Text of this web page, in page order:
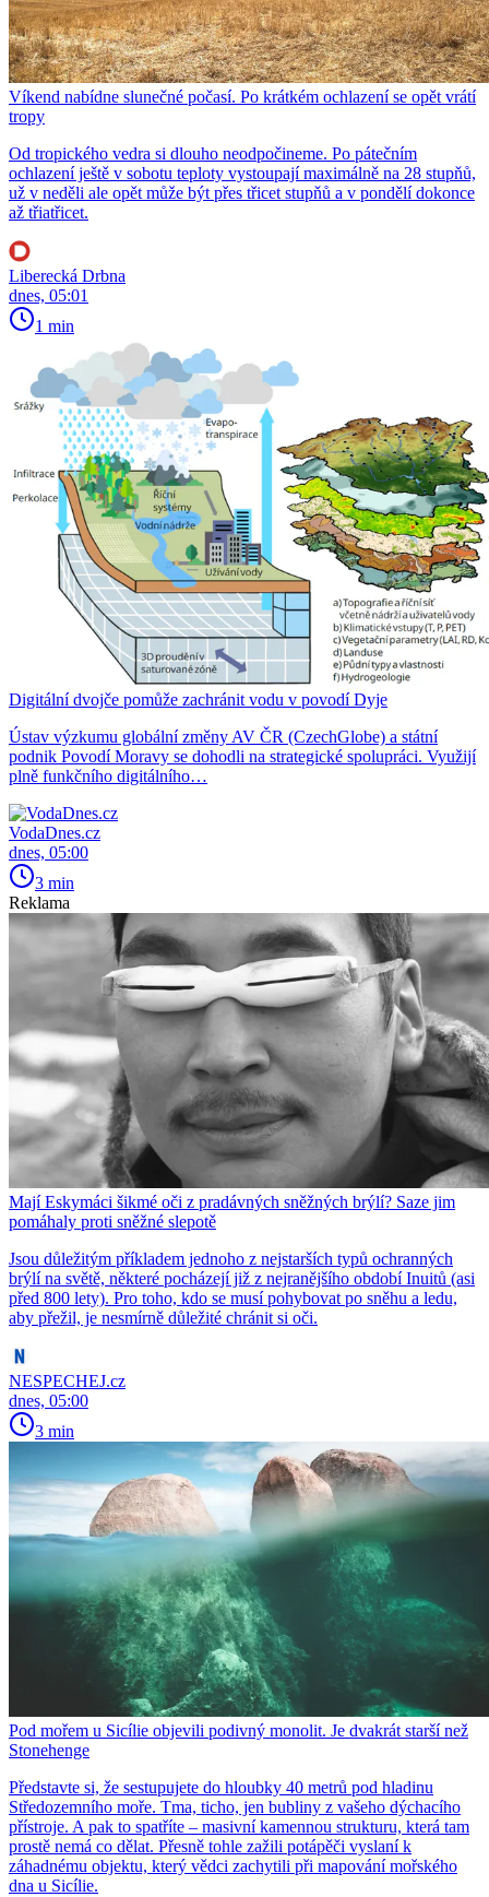
Víkend nabídne slunečné počasí. Po krátkém ochlazení se opět vrátí
tropy
Od tropického vedra si dlouho neodpočineme. Po pátečním
ochlazení ještě v sobotu teploty vystoupají maximálně na 28 stupňů,
už v neděli ale opět může být přes třicet stupňů a v pondělí dokonce
až třiatřicet.
Liberecká Drbna
dnes, 05:01
1 min
Digitální dvojče pomůže zachránit vodu v povodí Dyje
Ústav výzkumu globální změny AV ČR (CzechGlobe) a státní
podnik Povodí Moravy se dohodli na strategické spolupráci. Využijí
plně funkčního digitálního…
VodaDnes.cz
dnes, 05:00
3 min
Reklama
Mají Eskymáci šikmé oči z pradávných sněžných brýlí? Saze jim
pomáhaly proti sněžné slepotě
Jsou důležitým příkladem jednoho z nejstarších typů ochranných
brýlí na světě, některé pocházejí již z nejranějšího období Inuitů (asi
před 800 lety). Pro toho, kdo se musí pohybovat po sněhu a ledu,
aby přežil, je nesmírně důležité chránit si oči.
NESPECHEJ.cz
dnes, 05:00
3 min
Pod mořem u Sicílie objevili podivný monolit. Je dvakrát starší než
Stonehenge
Představte si, že sestupujete do hloubky 40 metrů pod hladinu
Středozemního moře. Tma, ticho, jen bubliny z vašeho dýchacího
přístroje. A pak to spatříte – masivní kamennou strukturu, která tam
prostě nemá co dělat. Přesně tohle zažili potápěči vyslaní k
záhadnému objektu, který vědci zachytili při mapování mořského
dna u Sicílie.